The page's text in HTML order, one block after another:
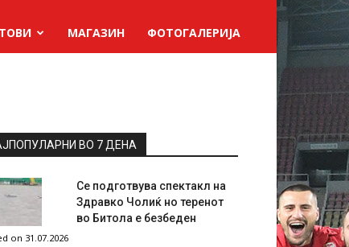
МАГАЗИН ФОТОГАЛЕРИЈА
ВО 7 ДЕНА
Се подготвува спектакл на
Здравко Чолиќ но теренот
во Битола е безбеден
on 31.07.2026